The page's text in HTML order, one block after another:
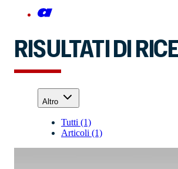
RISULTATI DI
Altro
Tutti (1)
Articoli (1)